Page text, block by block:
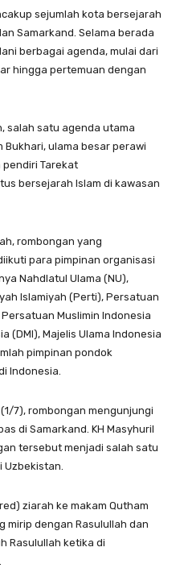
sejumlah kota bersejarah
Samarkand. Selama berada
berbagai agenda, mulai dari
hingga pertemuan dengan
salah satu agenda utama
Bukhari, ulama besar perawi
pendiri Tarekat
bersejarah Islam di kawasan
rombongan yang
para pimpinan organisasi
Nahdlatul Ulama (NU),
Islamiyah (Perti), Persatuan
Muslimin Indonesia
(DMI), Majelis Ulama Indonesia
pimpinan pondok
Indonesia.
7), rombongan mengunjungi
di Samarkand. KH Masyhuril
tersebut menjadi salah satu
ziarah ke makam Qutham
mirip dengan Rasulullah dan
Rasulullah ketika di